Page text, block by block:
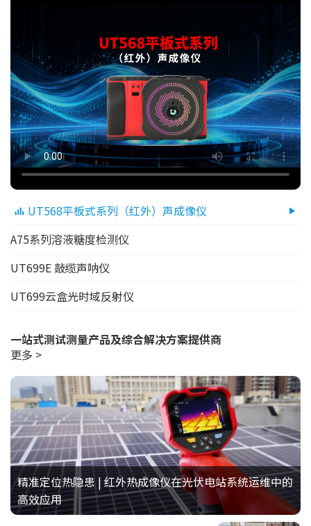
UT568平板式系列（红外）声成像仪
A75系列溶液糖度检测仪
UT699E 敲缆声呐仪
UT699云盒光时域反射仪
一站式测试测量产品及综合解决方案提供商
更多 >
精准定位热隐患 | 红外热成像仪在光伏电站系统运维中的
高效应用